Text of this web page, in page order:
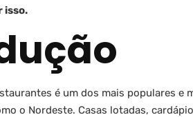
isso.
é um dos mais populares e
o Nordeste. Casas lotadas,